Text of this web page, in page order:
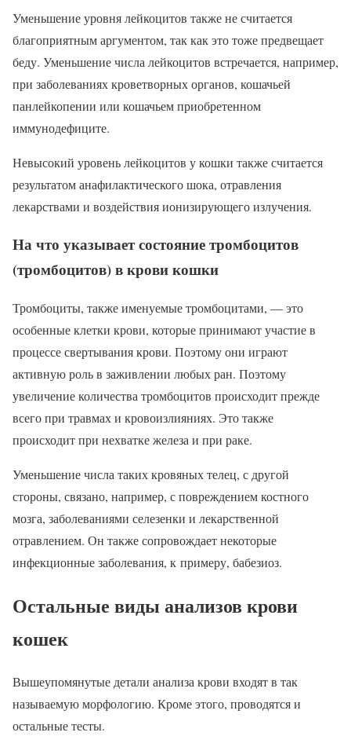
Уменьшение уровня лейкоцитов также не считается
благоприятным аргументом, так как это тоже предвещает
беду. Уменьшение числа лейкоцитов встречается, например,
при заболеваниях кроветворных органов, кошачьей
панлейкопении или кошачьем приобретенном
иммунодефиците.
Невысокий уровень лейкоцитов у кошки также считается
результатом анафилактического шока, отравления
лекарствами и воздействия ионизирующего излучения.
На что указывает состояние тромбоцитов
(тромбоцитов) в крови кошки
Тромбоциты, также именуемые тромбоцитами, — это
особенные клетки крови, которые принимают участие в
процессе свертывания крови. Поэтому они играют
активную роль в заживлении любых ран. Поэтому
увеличение количества тромбоцитов происходит прежде
всего при травмах и кровоизлияниях. Это также
происходит при нехватке железа и при раке.
Уменьшение числа таких кровяных телец, с другой
стороны, связано, например, с повреждением костного
мозга, заболеваниями селезенки и лекарственной
отравлением. Он также сопровождает некоторые
инфекционные заболевания, к примеру, бабезиоз.
Остальные виды анализов крови
кошек
Вышеупомянутые детали анализа крови входят в так
называемую морфологию. Кроме этого, проводятся и
остальные тесты.